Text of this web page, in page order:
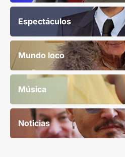
Espectáculos
Mundo loco
Música
Noticias